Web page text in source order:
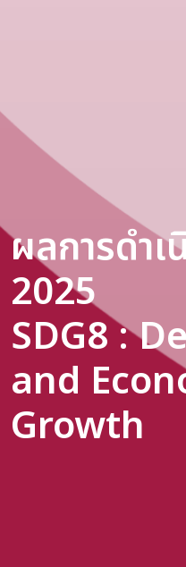
ผลการดำเ
2025
SDG8 :
and
Growth